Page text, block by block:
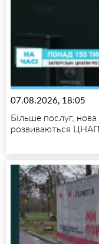
07.08.2026, 18:05
Більше послуг, нова
розвиваються